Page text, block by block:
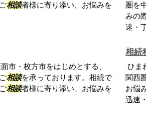
相談者様に寄り添い、お悩みを
圏を
みの
速・
市・枚方市をはじめとする、
相談を承っております。相続で
相談者様に寄り添い、お悩みを
相続
ひま
関西
お悩
迅速